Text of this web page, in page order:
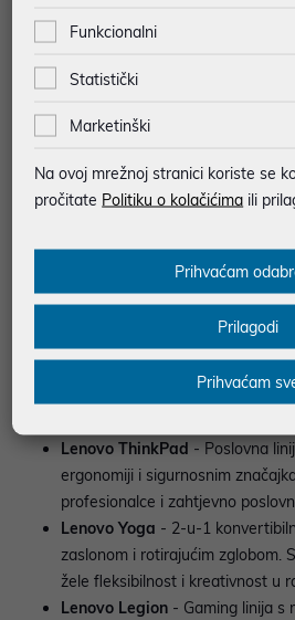
Lenovo laptopi poznati su po svojoj
širokom spektru modela. Od
svakodnevne zadatke do snažnih
profesionalce, kreativce i gamere.
Ključne razlike između Lenovo
- Svestrani i
Lenovo ThinkPad - Poslovna
ergonomiji i sigurnosnim
profesionalce i zahtjevno
Lenovo Yoga - 2-u-1
zaslonom i rotirajućim zglobom.
žele fleksibilnost i kreativnost u
Lenovo Legion - Gaming linija s
Funkcionalni
Statistički
Marketinški
Na ovoj mrežnoj stranici koriste se
pročitate Politiku o kolačićima ili
Prihvaćam
Prilagodi
Prihvaćam